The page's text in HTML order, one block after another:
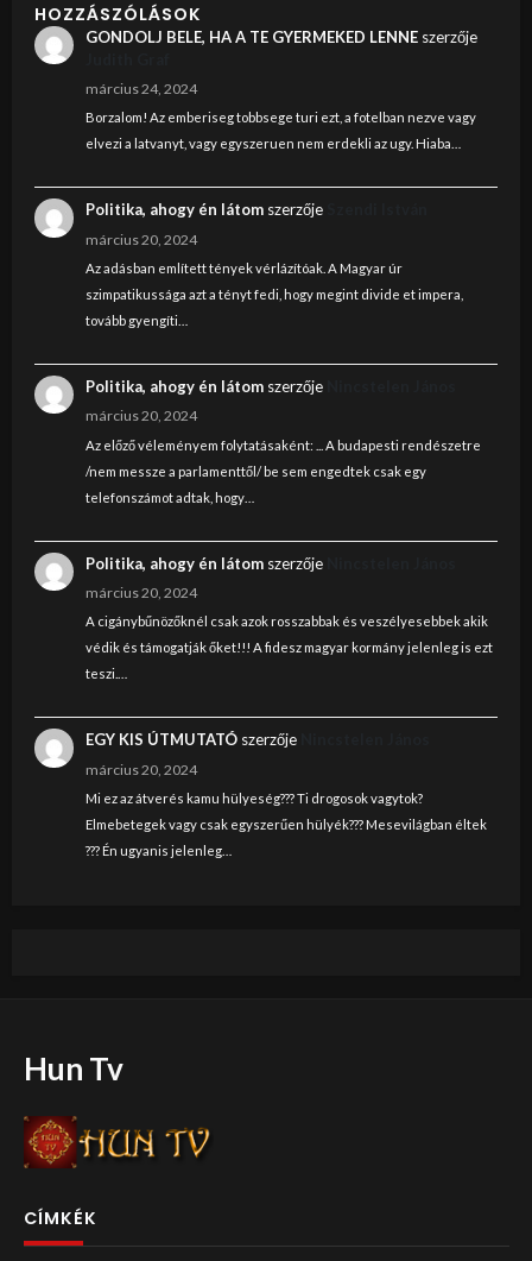
HOZZÁSZÓLÁSOK
GONDOLJ BELE, HA A TE GYERMEKED LENNEszerzője
március 24, 2024
Borzalom! Az emberiseg tobbsege turi ezt, a fotelban nezve vagy
elvezi a latvanyt, vagy egyszeruen nem erdekli az ugy. Hiaba…
Politika, ahogy én látomszerzője
március 20, 2024
Az adásban említett tények vérlázítóak. A Magyar úr
szimpatikussága azt a tényt fedi, hogy megint divide et impera,
tovább gyengíti…
Politika, ahogy én látomszerzője
március 20, 2024
Az előző véleményem folytatásaként: ... A budapesti rendészetre
/nem messze a parlamenttől/ be sem engedtek csak egy
telefonszámot adtak, hogy…
Politika, ahogy én látomszerzője
március 20, 2024
A cigánybűnözőknél csak azok rosszabbak és veszélyesebbek akik
védik és támogatják őket!!! A fidesz magyar kormány jelenleg is ezt
teszi.…
EGY KIS ÚTMUTATÓszerzője
március 20, 2024
Mi ez az átverés kamu hülyeség??? Ti drogosok vagytok?
Elmebetegek vagy csak egyszerűen hülyék??? Mesevilágban éltek
??? Én ugyanis jelenleg…
Hun Tv
CÍMKÉK